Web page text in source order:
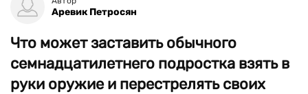
Аревик Петросян
Что может заставить обычного
семнадцатилетнего подростка взять в
руки оружие и перестрелять своих